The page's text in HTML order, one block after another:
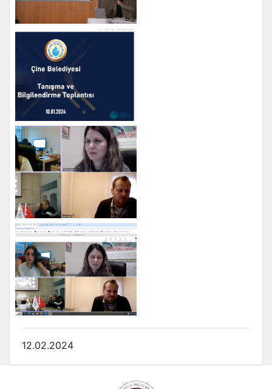
12.02.2024